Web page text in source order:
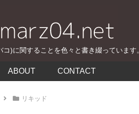
コ)に関することを色々と書き綴っています。
ABOUT CONTACT
リキッド